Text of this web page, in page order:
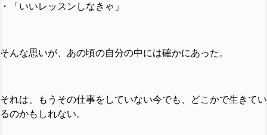
・「いいレッスンしなきゃ」
そんな思いが、あの頃の自分の中には確かにあった。
それは、もうその仕事をしていない今でも、どこかで生きてい
るのかもしれない。